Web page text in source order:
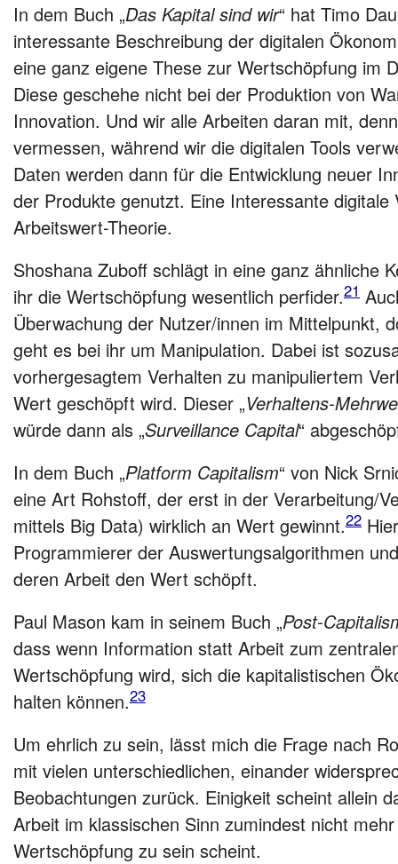
In dem Buch „Das Kapital sind wir“ hat Timo
interessante Beschreibung der digitalen
eine ganz eigene These zur Wertschöpfung im
Diese geschehe nicht bei der Produktion von
Innovation. Und wir alle Arbeiten daran mit,
vermessen, während wir die digitalen Tools
Daten werden dann für die Entwicklung neuer
der Produkte genutzt. Eine Interessante digitale
Arbeitswert-Theorie.
Shoshana Zuboff schlägt in eine ganz ähnliche
ihr die Wertschöpfung wesentlich perfider.21
Überwachung der Nutzer/innen im Mittelpunkt,
geht es bei ihr um Manipulation. Dabei ist
vorhergesagtem Verhalten zu manipuliertem
Wert geschöpft wird. Dieser „Verhaltens-
würde dann als „Surveillance Capital“
In dem Buch „Platform Capitalism“ von Nick
eine Art Rohstoff, der erst in der Verarbeitung/
mittels Big Data) wirklich an Wert gewinnt.22
Programmierer der Auswertungsalgorithmen
deren Arbeit den Wert schöpft.
Paul Mason kam in seinem Buch „Post-
dass wenn Information statt Arbeit zum
Wertschöpfung wird, sich die kapitalistischen
halten können.23
Um ehrlich zu sein, lässt mich die Frage nach
mit vielen unterschiedlichen, einander
Beobachtungen zurück. Einigkeit scheint allein
Arbeit im klassischen Sinn zumindest nicht
Wertschöpfung zu sein scheint.